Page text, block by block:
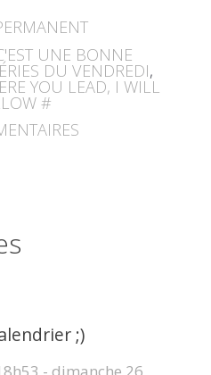
UNE BONNE
DU VENDREDI,
YOU LEAD, I WILL
#
;)